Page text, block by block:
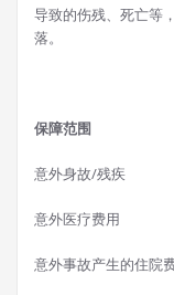
导致的伤残、死亡等
落。
保障范围
意外身故/残疾
意外医疗费用
意外事故产生的住院